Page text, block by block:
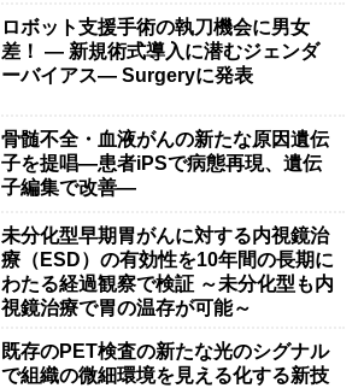
ロボット支援手術の執刀機会に男女
差！ — 新規術式導入に潜むジェンダ
ーバイアス— Surgeryに発表
骨髄不全・血液がんの新たな原因遺伝
子を提唱―患者iPSで病態再現、遺伝
子編集で改善―
未分化型早期胃がんに対する内視鏡治
療（ESD）の有効性を10年間の長期に
わたる経過観察で検証 ～未分化型も内
視鏡治療で胃の温存が可能～
既存のPET検査の新たな光のシグナル
で組織の微細環境を見える化する新技